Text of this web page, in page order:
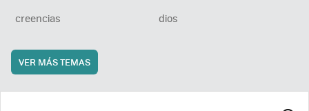
creencias
dios
VER MÁS TEMAS